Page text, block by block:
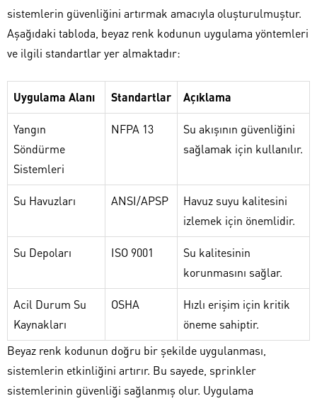
sistemlerin güvenliğini artırmak amacıyla oluşturulmuştur.
Aşağıdaki tabloda, beyaz renk kodunun uygulama yöntemleri
ve ilgili standartlar yer almaktadır:
Uygulama Alanı Standartlar Açıklama
Yangın
Söndürme
Sistemleri
NFPA 13
Su akışının güvenliğini
sağlamak için kullanılır.
Su Havuzları ANSI/APSP
Havuz suyu kalitesini
izlemek için önemlidir.
Su Depoları ISO 9001
Su kalitesinin
korunmasını sağlar.
Acil Durum Su
Kaynakları
OSHA
Hızlı erişim için kritik
öneme sahiptir.
Beyaz renk kodunun doğru bir şekilde uygulanması,
sistemlerin etkinliğini artırır. Bu sayede, sprinkler
sistemlerinin güvenliği sağlanmış olur. Uygulama